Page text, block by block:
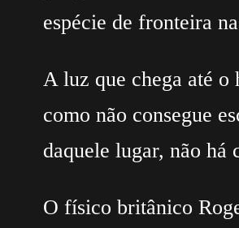
espécie de fronteira
A luz que chega até o
como não consegue
daquele lugar, não há
O físico britânico